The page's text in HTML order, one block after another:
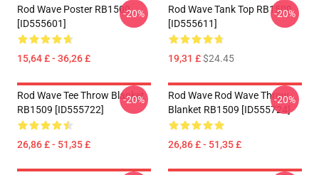
Rod Wave Poster RB1509
[ID555601]
15,64 £ - 36,26 £
-20%
Rod Wave Tank Top RB1509
[ID555611]
19,31 £$24.45
-20%
Rod Wave Tee Throw Blanket
RB1509 [ID555722]
26,86 £ - 51,35 £
-20%
Rod Wave Rod Wave Throw
Blanket RB1509 [ID555724]
26,86 £ - 51,35 £
-20%